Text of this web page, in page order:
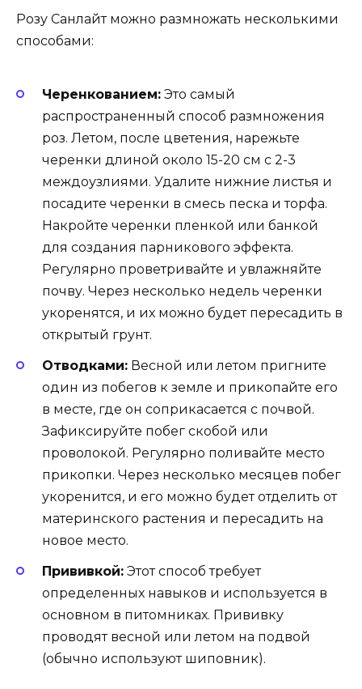
Розу Санлайт можно размножать несколькими
способами:
Черенкованием: Это самый
распространенный способ размножения
роз. Летом, после цветения, нарежьте
черенки длиной около 15-20 см с 2-3
междоузлиями. Удалите нижние листья и
посадите черенки в смесь песка и торфа.
Накройте черенки пленкой или банкой
для создания парникового эффекта.
Регулярно проветривайте и увлажняйте
почву. Через несколько недель черенки
укоренятся, и их можно будет пересадить в
открытый грунт.
Отводками: Весной или летом пригните
один из побегов к земле и прикопайте его
в месте, где он соприкасается с почвой.
Зафиксируйте побег скобой или
проволокой. Регулярно поливайте место
прикопки. Через несколько месяцев побег
укоренится, и его можно будет отделить от
материнского растения и пересадить на
новое место.
Прививкой: Этот способ требует
определенных навыков и используется в
основном в питомниках. Прививку
проводят весной или летом на подвой
(обычно используют шиповник).